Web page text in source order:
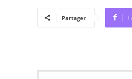
Partager